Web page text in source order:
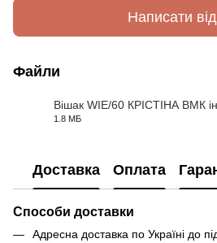
Написати
Файли
Вішак WIE/60 КРІСТІНА ВМК
1.8 МБ
Доставка Оплата
Способи доставки
Адресна доставка по Україні до